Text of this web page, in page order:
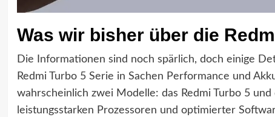
Was wir bisher über die
Die Informationen sind noch spärlich, doch einige
Redmi Turbo 5 Serie in Sachen Performance und
wahrscheinlich zwei Modelle: das Redmi Turbo 5
leistungsstarken Prozessoren und optimierter